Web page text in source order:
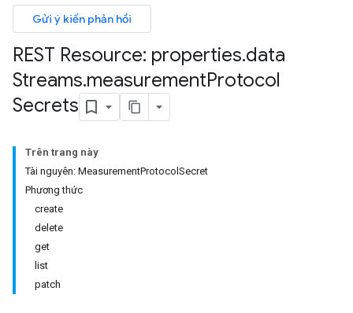
Gửi ý kiến phản hồi
REST Resource: properties.data
Streams.measurementProtocol
Secrets
Trên trang này
Tài nguyên: MeasurementProtocolSecret
Phương thức
create
delete
get
list
patch